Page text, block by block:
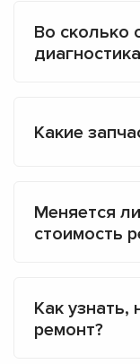
Во сколько
Какие
Меняется
стоимость
Как узнать,
ремонт?